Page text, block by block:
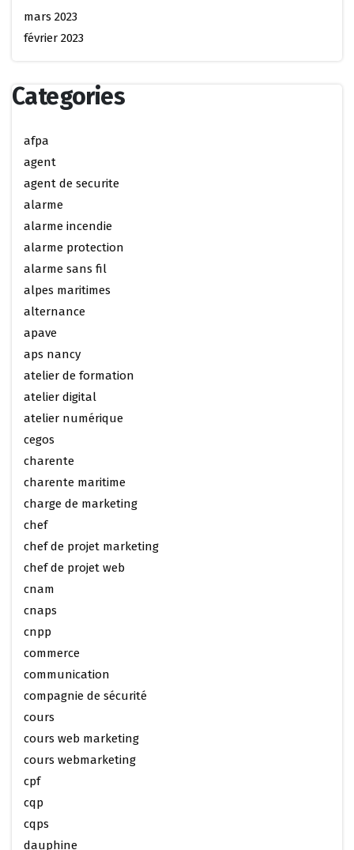
mars 2023
février 2023
Categories
afpa
agent
agent de securite
alarme
alarme incendie
alarme protection
alarme sans fil
alpes maritimes
alternance
apave
aps nancy
atelier de formation
atelier digital
atelier numérique
cegos
charente
charente maritime
charge de marketing
chef
chef de projet marketing
chef de projet web
cnam
cnaps
cnpp
commerce
communication
compagnie de sécurité
cours
cours web marketing
cours webmarketing
cpf
cqp
cqps
dauphine